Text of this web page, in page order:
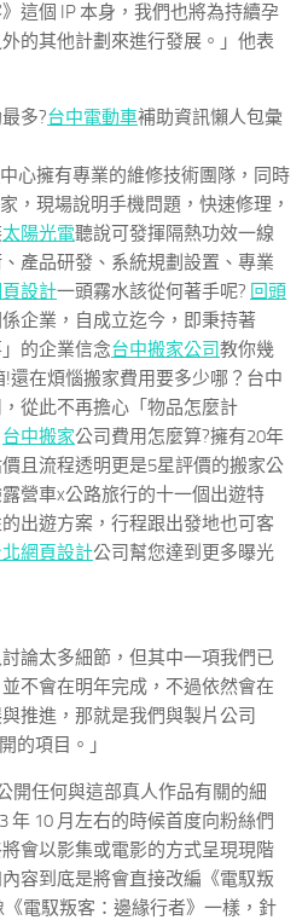
這個 IP 本身，我們也將為持續孕
的其他計劃來進行發展。」他表
多?台中電動車補助資訊懶人包彙
中心擁有專業的維修技術團隊，同時
，現場說明手機問題，快速修理，
太陽光電聽說可發揮隔熱功效一線
產品研發、系統規劃設置、專業
設計一頭霧水該從何著手呢? 回頭
企業，自成立迄今，即秉持著
的企業信念台中搬家公司教你幾
還在煩惱搬家費用要多少哪？台中
從此不再擔心「物品怎麼計
台中搬家公司費用怎麼算?擁有20年
且流程透明更是5星評價的搬家公
營車x公路旅行的十一個出遊特
出遊方案，行程跟出發地也可客
網頁設計公司幫您達到更多曝光
論太多細節，但其中一項我們已
不會在明年完成，不過依然會在
推進，那就是我們與製片公司
的項目。」
開任何與這部真人作品有關的細
年 10 月左右的時候首度向粉絲們
會以影集或電影的方式呈現現階
容到底是將會直接改編《電馭叛
電馭叛客：邊緣行者》一樣，針